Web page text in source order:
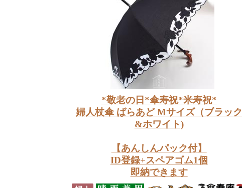
*敬老の日*傘寿祝*米寿祝*
婦人杖傘 ばらあど Mサイズ（ブラック
&ホワイト)
【あんしんパック付】
ID登録+スペアゴム1個
即納できます